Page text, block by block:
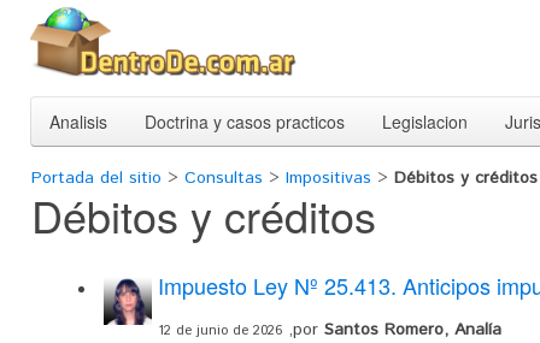
Analisis Doctrina y casos practicos Legislacion
Portada del sitio > Consultas > Impositivas > Débitos y créditos
Débitos y créditos
Impuesto Ley Nº 25.413. Anticipos
12 de junio de 2026 ,por Santos Romero, Analía